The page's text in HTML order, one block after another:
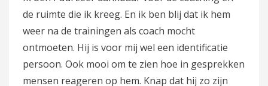
de ruimte die ik kreeg. En ik ben blij dat ik hem
weer na de trainingen als coach mocht
ontmoeten. Hij is voor mij wel een identificatie
persoon. Ook mooi om te zien hoe in gesprekken
mensen reageren op hem. Knap dat hij zo zijn